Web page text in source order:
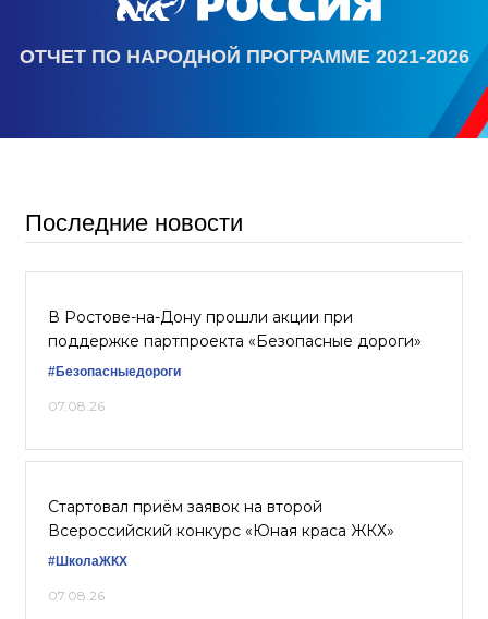
ОТЧЕТ ПО НАРОДНОЙ ПРОГРАММЕ 2021-2026
Последние новости
В Ростове-на-Дону прошли акции при
поддержке партпроекта «Безопасные дороги»
#Безопасныедороги
07.08.26
Стартовал приём заявок на второй
Всероссийский конкурс «Юная краса ЖКХ»
#ШколаЖКХ
07.08.26